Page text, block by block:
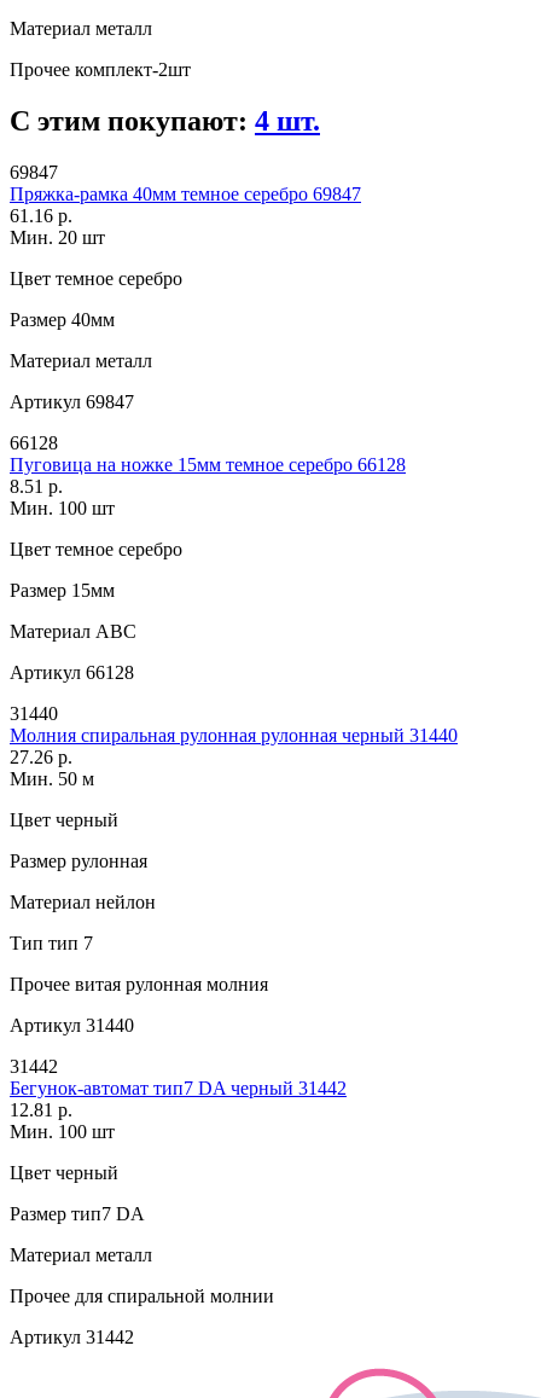
Материал металл
Прочее комплект-2шт
С этим покупают: 4 шт.
69847
Пряжка-рамка 40мм темное серебро 69847
61.16 р.
Мин. 20 шт
Цвет темное серебро
Размер 40мм
Материал металл
Артикул 69847
66128
Пуговица на ножке 15мм темное серебро 66128
8.51 р.
Мин. 100 шт
Цвет темное серебро
Размер 15мм
Материал АВС
Артикул 66128
31440
Молния спиральная рулонная рулонная черный 31440
27.26 р.
Мин. 50 м
Цвет черный
Размер рулонная
Материал нейлон
Тип тип 7
Прочее витая рулонная молния
Артикул 31440
31442
Бегунок-автомат тип7 DA черный 31442
12.81 р.
Мин. 100 шт
Цвет черный
Размер тип7 DA
Материал металл
Прочее для спиральной молнии
Артикул 31442